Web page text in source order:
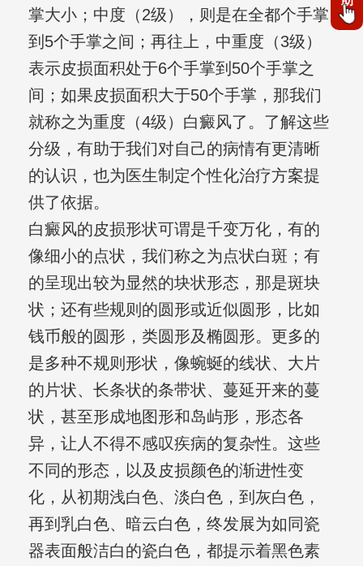
掌大小；中度（2级），则是在全都个手掌
到5个手掌之间；再往上，中重度（3级）
表示皮损面积处于6个手掌到50个手掌之
间；如果皮损面积大于50个手掌，那我们
就称之为重度（4级）白癜风了。了解这些
分级，有助于我们对自己的病情有更清晰
的认识，也为医生制定个性化治疗方案提
供了依据。
白癜风的皮损形状可谓是千变万化，有的
像细小的点状，我们称之为点状白斑；有
的呈现出较为显然的块状形态，那是斑块
状；还有些规则的圆形或近似圆形，比如
钱币般的圆形，类圆形及椭圆形。更多的
是多种不规则形状，像蜿蜒的线状、大片
的片状、长条状的条带状、蔓延开来的蔓
状，甚至形成地图形和岛屿形，形态各
异，让人不得不感叹疾病的复杂性。这些
不同的形态，以及皮损颜色的渐进性变
化，从初期浅白色、淡白色，到灰白色，
再到乳白色、暗云白色，终发展为如同瓷
器表面般洁白的瓷白色，都提示着黑色素